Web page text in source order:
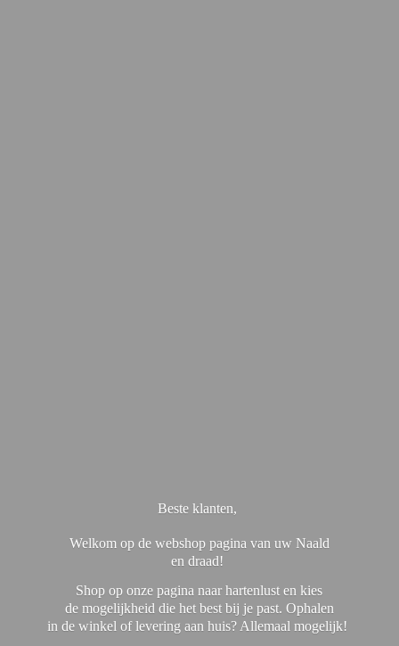
Beste klanten,
Welkom op de webshop pagina van uw Naald
en draad!
Shop op onze pagina naar hartenlust en kies
de mogelijkheid die het best bij je past. Ophalen
in de winkel of levering aan huis? Allemaal mogelijk!